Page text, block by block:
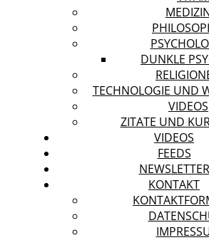
DUNKLE
TECHNOLOGIE UND
VIDEOS
ZITATE UND
VIDEOS
FEEDS
NEWSLETTER
KONTAKT